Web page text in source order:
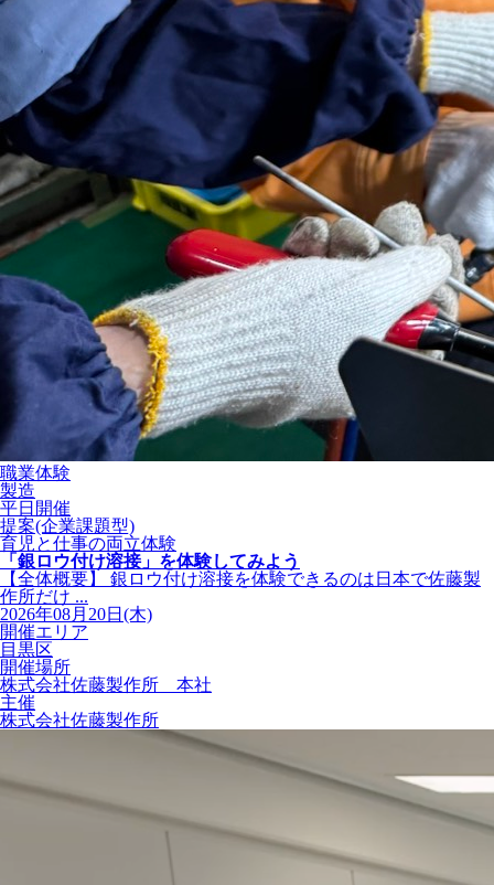
職業体験
製造
平日開催
提案(企業課題型)
育児と仕事の両立体験
「銀ロウ付け溶接」を体験してみよう
【全体概要】 銀ロウ付け溶接を体験できるのは日本で佐藤製
作所だけ ...
2026年08月20日(木)
開催エリア
目黒区
開催場所
株式会社佐藤製作所 本社
主催
株式会社佐藤製作所